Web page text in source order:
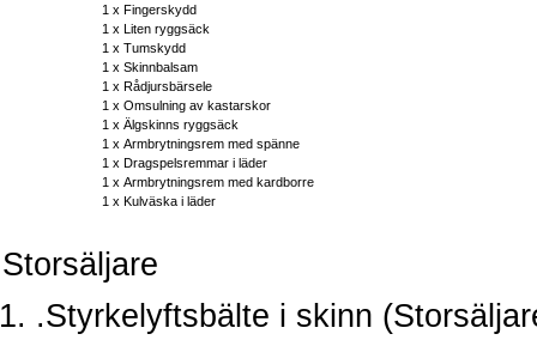
1 x Fingerskydd
1 x
Liten ryggsäck
1 x Tumskydd
1 x Skinnbalsam
1 x Rådjursbärsele
1 x Omsulning av kastarskor
1 x Älgskinns ryggsäck
1 x Armbrytningsrem med spänne
1 x Dragspelsremmar i läder
1 x Armbrytningsrem med kardborre
1 x Kulväska i läder
Storsäljare
.Styrkelyftsbälte i skinn